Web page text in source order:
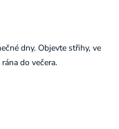
dny. Objevte střihy, ve
do večera.